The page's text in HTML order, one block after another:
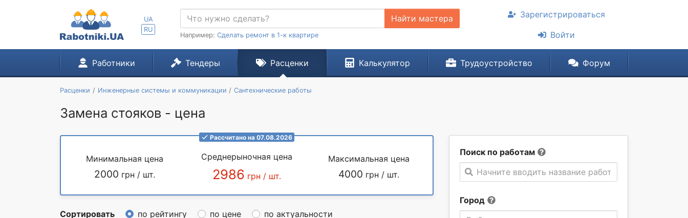
UA
RU
Найти мастера
Например: Сделать ремонт в 1-к квартире
Зарегистрироваться
Войти
Работники Тендеры Расценки Калькулятор Трудоустройство Форум
Расценки Инженерные системы и коммуникации Сантехнические работы
Замена стояков - цена
Поиск по работам
Начните вводить название работы
Город
Рассчитано на 07.08.2026
Минимальная цена
2000 грн / шт.
Среднерыночная цена
2986 грн / шт.
Максимальная цена
4000 грн / шт.
Сортировать по рейтингу по цене по актуальности